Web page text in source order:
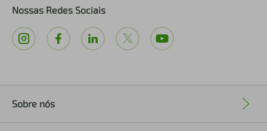
Nossas Redes Sociais
Sobre nós